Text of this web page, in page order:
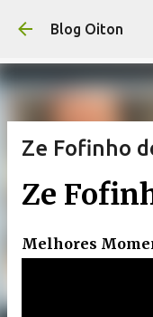
Pular
Blog Oiton
Ze Fofinho
Ze
Melhores